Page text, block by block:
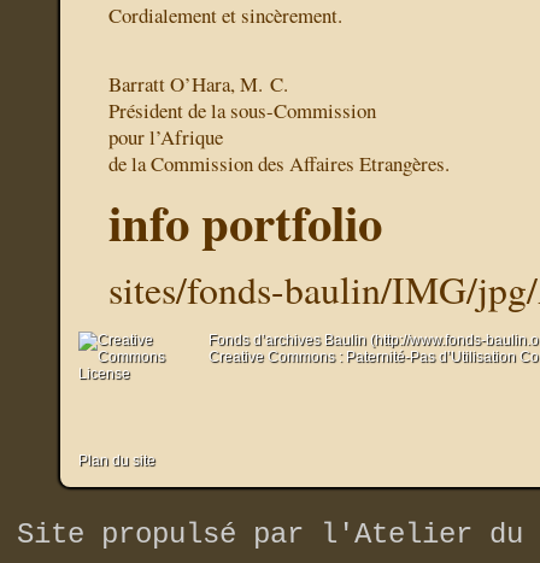
Cordialement et sincèrement.
Barratt O’Hara, M. C.
Président de la sous-Commission
pour l’Afrique
de la Commission des Affaires Etrangères.
info portfolio
sites/fonds-baulin/IMG/
Fonds d’archives Baulin (http://www.fonds-
Creative Commons : Paternité-Pas d’Utilisation
Plan du site
Site propulsé par l'Atelier du